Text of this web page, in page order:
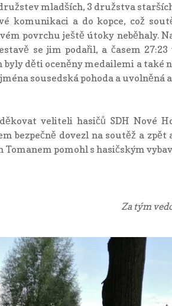
mladších, 3 družstva
komunikaci a do kopce, což
povrchu ještě útoky neběhaly.
se jim podařil, a časem
byly děti oceněny medailemi a také
sousedská pohoda a uvolněná
veliteli hasičů SDH Nové
bezpečně dovezl na soutěž a zpět
pomohl s hasičským
Za tým